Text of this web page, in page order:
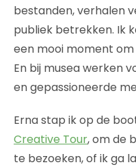
bestanden, verhalen
publiek betrekken. Ik
een mooi moment
En bij musea werken
en gepassioneerde
Erna stap ik op de
Creative Tour, om de
te bezoeken, of ik ga